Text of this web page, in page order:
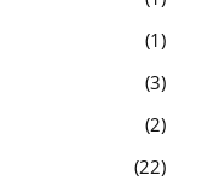
1
3
2
22